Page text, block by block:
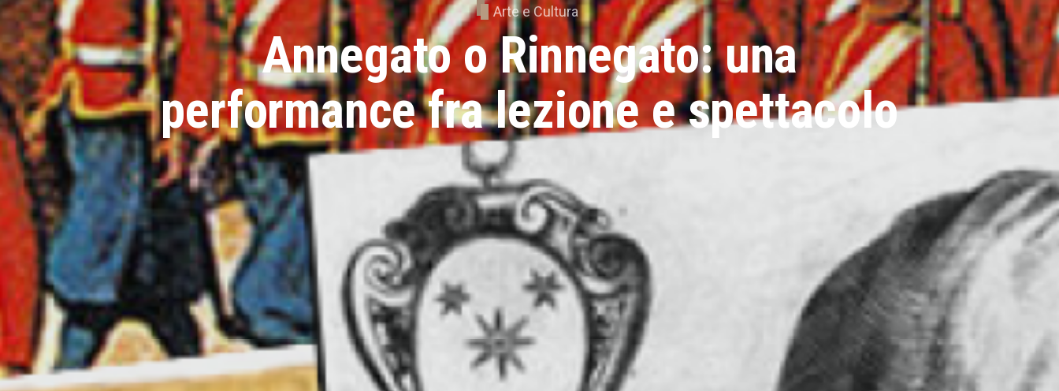
Arte e Cultura
Annegato o Rinnegato: una
performance fra lezione e spettacolo